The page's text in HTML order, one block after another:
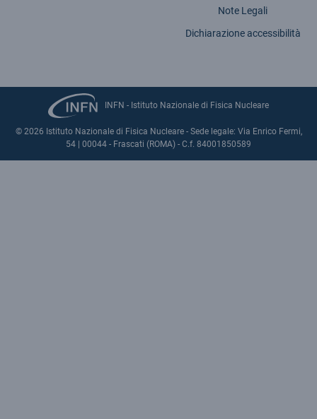
Note Legali
Dichiarazione accessibilità
INFN - Istituto Nazionale di Fisica Nucleare
© 2026 Istituto Nazionale di Fisica Nucleare - Sede legale: Via Enrico Fermi,
54 | 00044 - Frascati (ROMA) - C.f. 84001850589